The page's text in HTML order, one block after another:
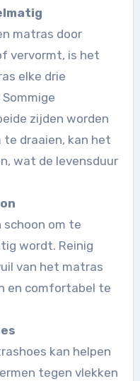
matras door
vervormt, is het
elke drie
zijden worden
te draaien, kan het
wat de levensduur
schoon om te
wordt. Reinig
van het matras
en comfortabel te
kan helpen
tegen vlekken